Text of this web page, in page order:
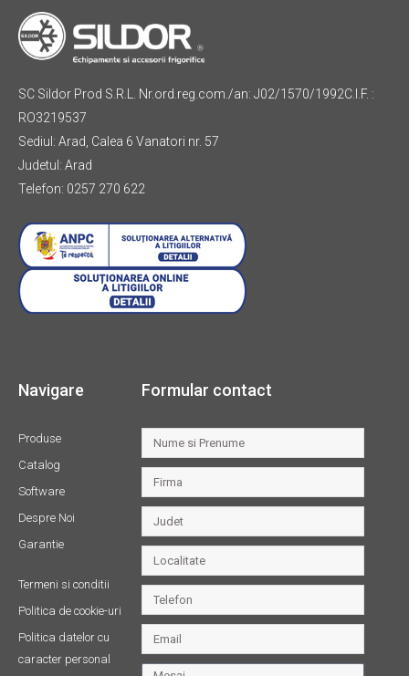
SC Sildor Prod S.R.L. Nr.ord.reg.com./an: J02/1570/1992C.I.F. :
RO3219537
Sediul: Arad, Calea 6 Vanatori nr. 57
Judetul: Arad
Telefon: 0257 270 622
Navigare
Produse
Catalog
Software
Despre Noi
Garantie
Termeni si conditii
Politica de cookie-uri
Politica datelor cu
caracter personal
Formular contact